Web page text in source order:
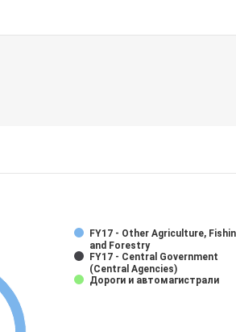
FY17 - Other Agriculture,
and Forestry
FY17 - Central Government
(Central Agencies)
Дороги и автомагистрали